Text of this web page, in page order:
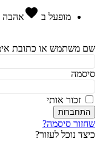
מופעל בfavorite אהבהע״י
או כתובת אימייל
זכור אותי
סיסמה?
נוכל לעזור?